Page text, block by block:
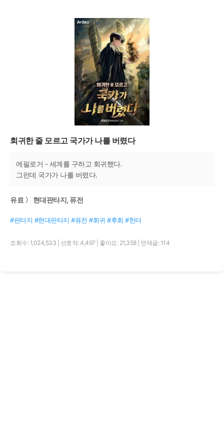
회귀한 줄 모르고 국가가 나를 버렸다
에필로거 - 세계를 구하고 회귀했다.
그런데 국가가 나를 버렸다.
유료 〉 현대판타지, 퓨전
#판타지 #현대판타지 #퓨전 #회귀 #후회 #헌터
조회수: 1,024,533 선호작: 4,497 좋아요: 21,358 연재글: 114